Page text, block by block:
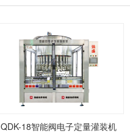
QDK-18智能阀电子定量灌装机